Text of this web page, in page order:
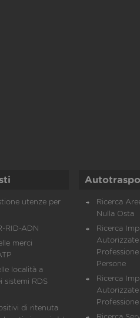
utenze per
RID-ADN
merci
località a
sistemi RDS
di ritenuta
Ricerca
Nulla Osta
Ricerca
Autorizzate
Persone
Ricerca
Autorizzate